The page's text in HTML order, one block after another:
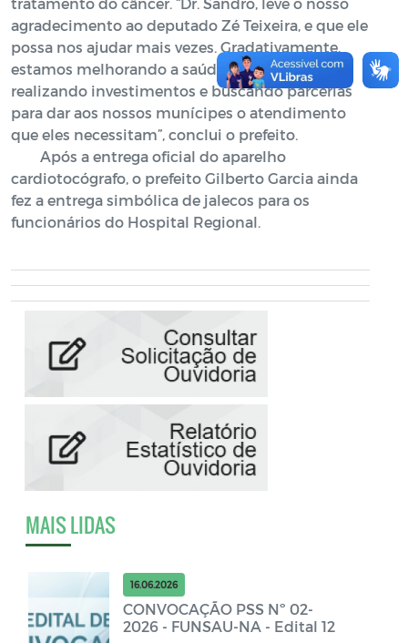
agradecimento ao deputado Zé Teixeira, e que ele
possa nos ajudar mais vezes. Gradativamente,
estamos melhorando a saúde municipal,
realizando investimentos e buscando parcerias
para dar aos nossos munícipes o atendimento
que eles necessitam”, conclui o prefeito.
Após a entrega oficial do aparelho
cardiotocógrafo, o prefeito Gilberto Garcia ainda
fez a entrega simbólica de jalecos para os
funcionários do Hospital Regional.
MAIS LIDAS
16.06.2026
CONVOCAÇÃO PSS Nº 02-
2026 - FUNSAU-NA - Edital 12